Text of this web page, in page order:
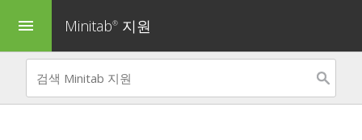
menu Minitab® 지원